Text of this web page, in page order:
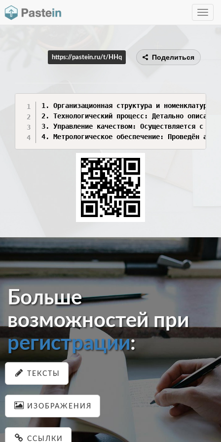
Toggle
https://pastein.ru/t/HHq Поделиться
1. Организационная структура и
2. Технологический процесс: Детально
3. Управление качеством: Осуществляется с
4. Метрологическое обеспечение: Проведён
Больше
возможностей при
регистрации:
ТЕКСТЫ
ИЗОБРАЖЕНИЯ
ССЫЛКИ